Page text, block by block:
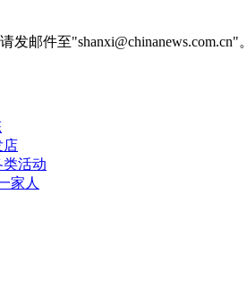
邮件至"shanxi@chinanews.com.cn"。
店
活动
家人